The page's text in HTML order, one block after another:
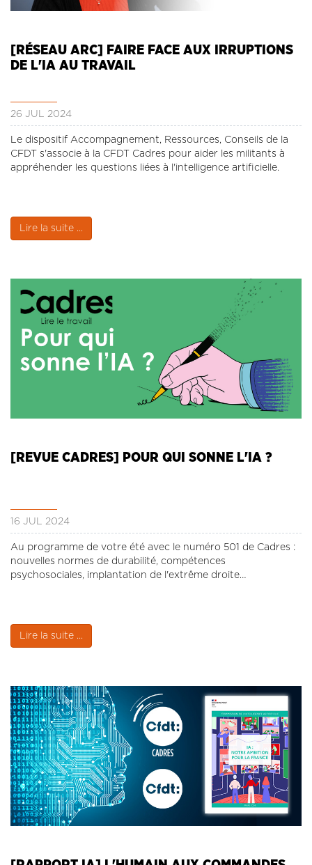
[RÉSEAU ARC] FAIRE FACE AUX IRRUPTIONS
DE L'IA AU TRAVAIL
26 JUL 2024
Le dispositif Accompagnement, Ressources, Conseils de la
CFDT s'associe à la CFDT Cadres pour aider les militants à
appréhender les questions liées à l'intelligence artificielle.
Lire la suite ...
[REVUE CADRES] POUR QUI SONNE L'IA ?
16 JUL 2024
Au programme de votre été avec le numéro 501 de Cadres :
nouvelles normes de durabilité, compétences
psychosociales, implantation de l'extrême droite…
Lire la suite ...